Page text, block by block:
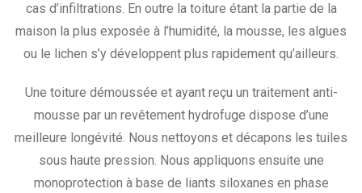
cas d’infiltrations. En outre la toiture étant la partie de la
maison la plus exposée à l’humidité, la mousse, les algues
ou le lichen s’y développent plus rapidement qu’ailleurs.
Une toiture démoussée et ayant reçu un traitement anti-
mousse par un revêtement hydrofuge dispose d’une
meilleure longévité. Nous nettoyons et décapons les tuiles
sous haute pression. Nous appliquons ensuite une
monoprotection à base de liants siloxanes en phase